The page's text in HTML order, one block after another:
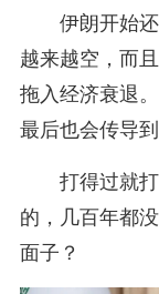
伊朗开始
越来越空，而
拖入经济衰退
最后也会传导到
打得过就
的，几百年都
面子？